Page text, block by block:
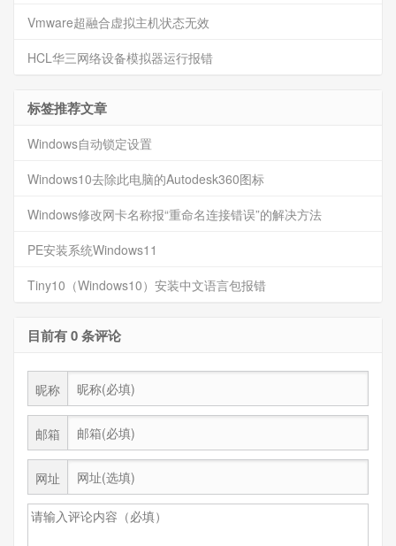
Vmware超融合虚拟主机状态无效
HCL华三网络设备模拟器运行报错
标签推荐文章
Windows自动锁定设置
Windows10去除此电脑的Autodesk360图标
Windows修改网卡名称报“重命名连接错误”的解决方法
PE安装系统Windows11
Tiny10（Windows10）安装中文语言包报错
目前有 0 条评论
昵称
邮箱
网址